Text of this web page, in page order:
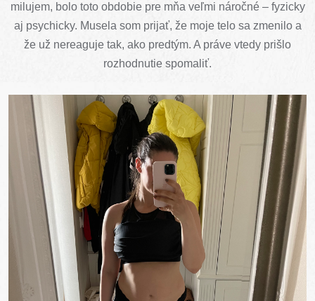
milujem, bolo toto obdobie pre mňa veľmi náročné – fyzicky
aj psychicky. Musela som prijať, že moje telo sa zmenilo a
že už nereaguje tak, ako predtým. A práve vtedy prišlo
rozhodnutie spomaliť.